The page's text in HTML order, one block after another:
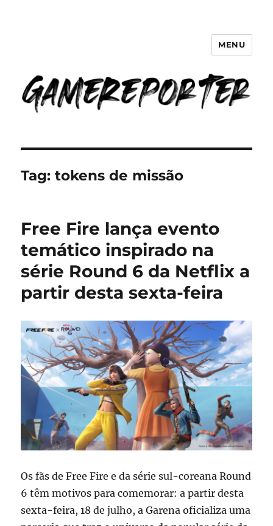
GameReporter | Cultura Gamer
MENU
Tag:tokens de missão
Free Fire lança evento
temático inspirado na
série Round 6 da Netflix a
partir desta sexta-feira
Os fãs de Free Fire e da série sul-coreana Round
6 têm motivos para comemorar: a partir desta
sexta-feira, 18 de julho, a Garena oficializa uma